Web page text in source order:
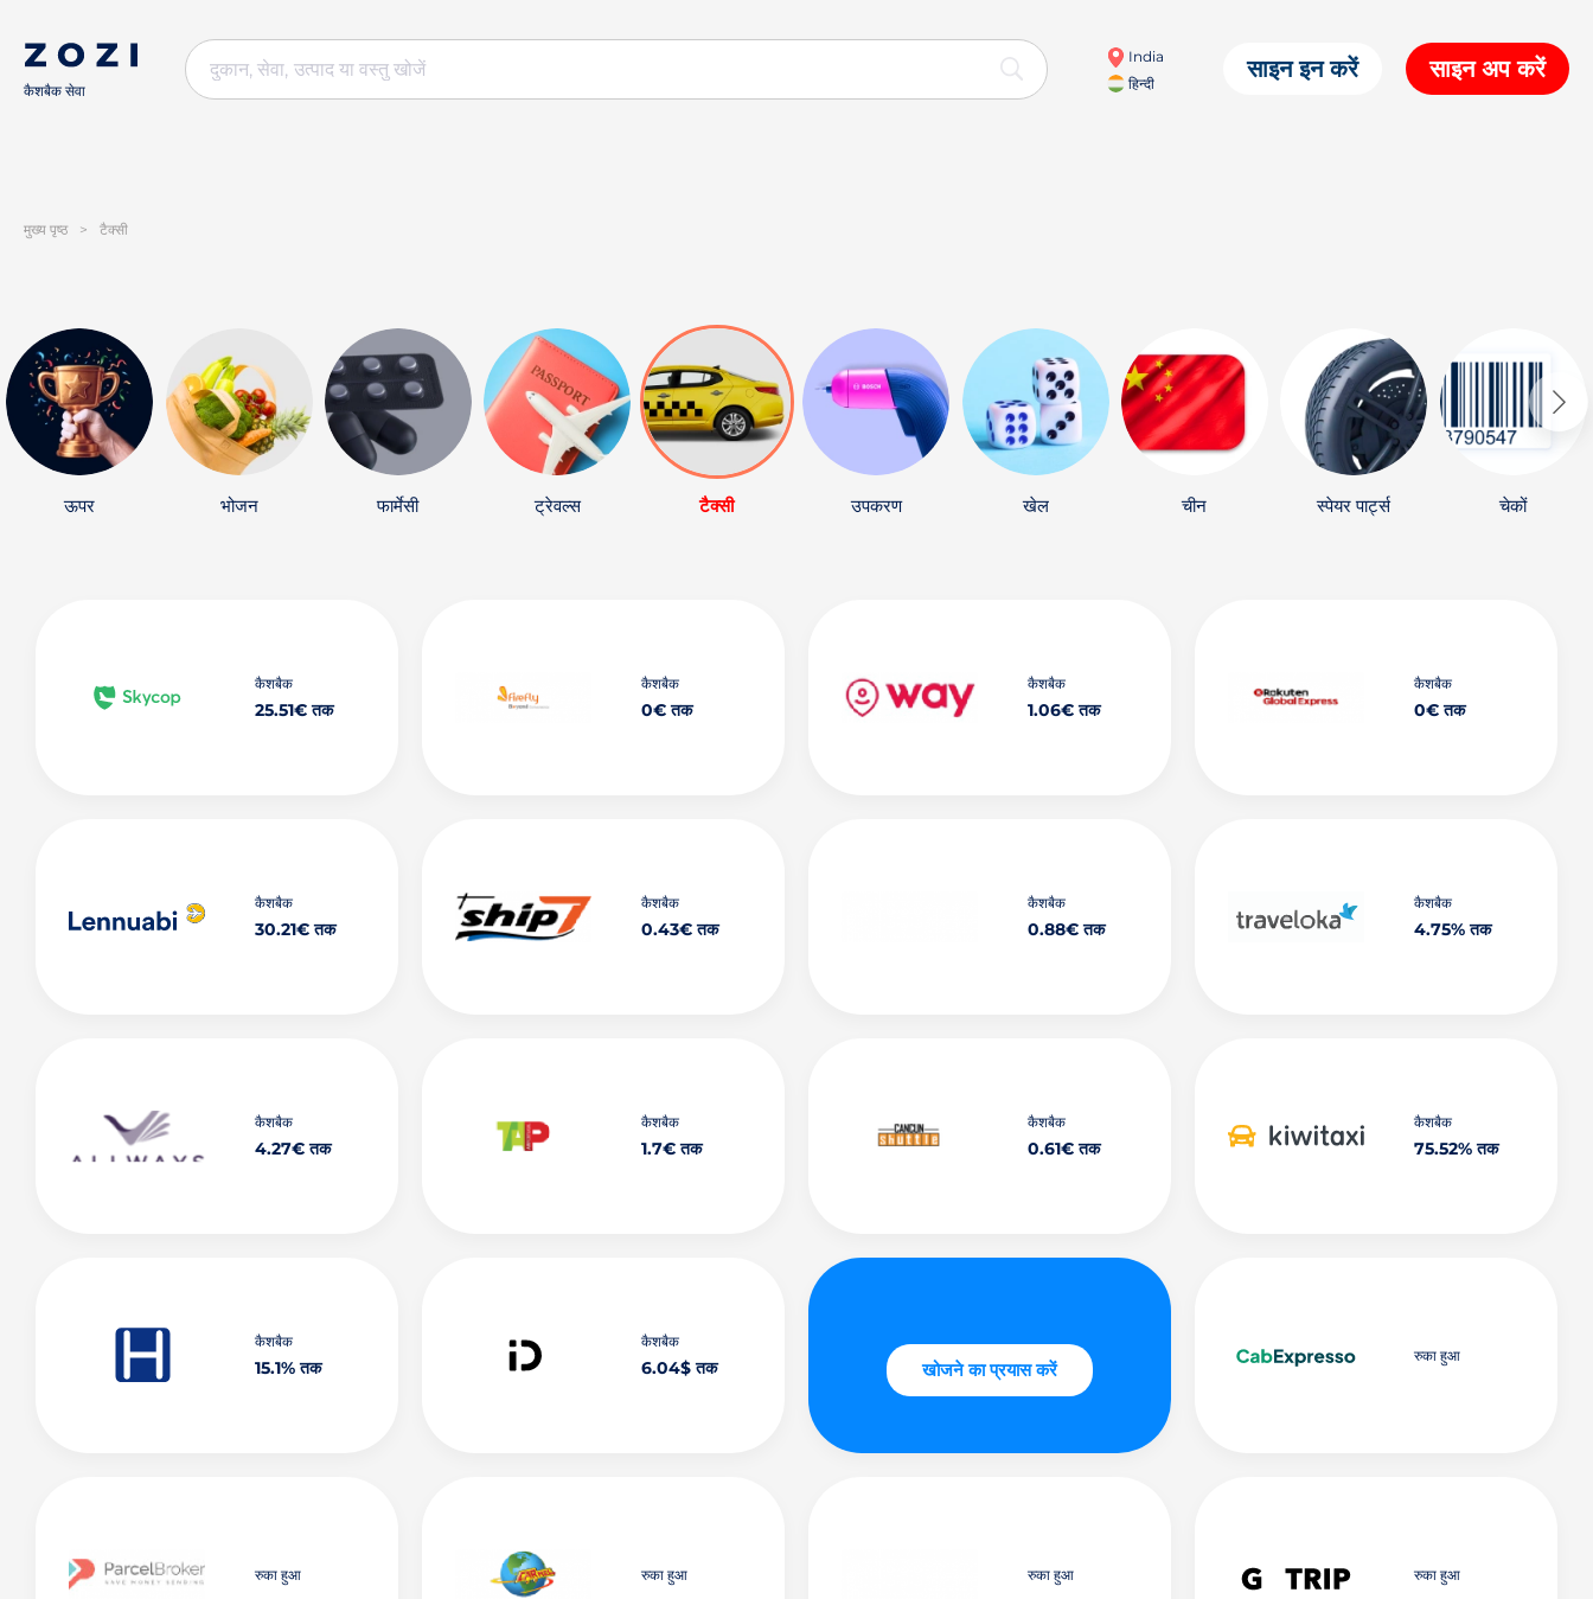
कैशबैक सेवा
India
हिन्दी
साइन इन करें साइन अप करें
मुख्य पृष्ठ > टैक्सी
ऊपर भोजन फार्मेसी ट्रेवल्स टैक्सी उपकरण खेल चीन स्पेयर पार्ट्स चेकों
कैशबैक
25.51€ तक
कैशबैक
0€ तक
कैशबैक
1.06€ तक
कैशबैक
0€ तक
कैशबैक
30.21€ तक
कैशबैक
0.43€ तक
कैशबैक
0.88€ तक
कैशबैक
4.75% तक
कैशबैक
4.27€ तक
कैशबैक
1.7€ तक
कैशबैक
0.61€ तक
कैशबैक
75.52% तक
कैशबैक
15.1% तक
कैशबैक
6.04$ तक खोजने का प्रयास करें
रुका हुआ
रुका हुआ रुका हुआ रुका हुआ रुका हुआ